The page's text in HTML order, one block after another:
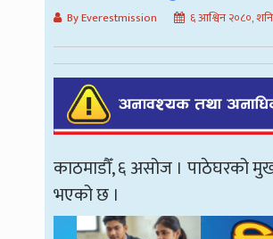
By Everestmission ६ आश्विन २०८०,
काठमाडौँ, ६ असोज । पाठेघरको
भएको छ ।